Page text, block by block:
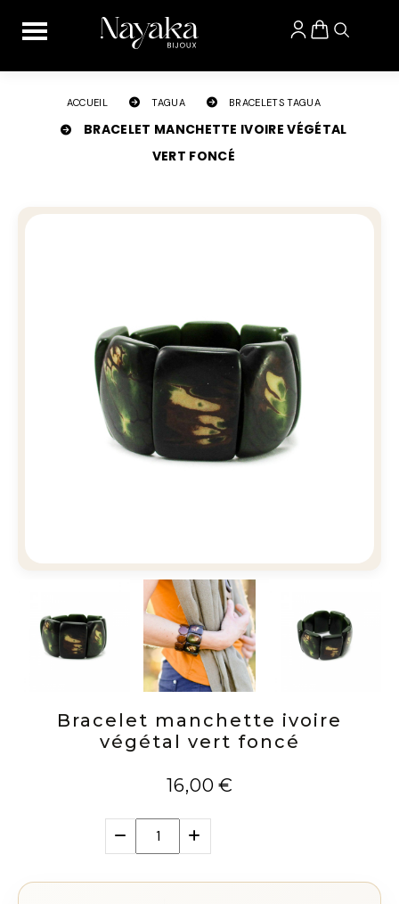
ACCUEIL TAGUA BRACELETS TAGUA
BRACELET MANCHETTE IVOIRE VÉGÉTAL
VERT FONCÉ
Bracelet manchette ivoire
végétal vert foncé
16,00 €